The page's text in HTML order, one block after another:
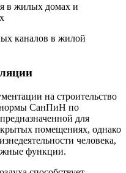
каналов в жилой
на строительство
нормы СанПиН по
для
помещениях, однако
человека,
функции.